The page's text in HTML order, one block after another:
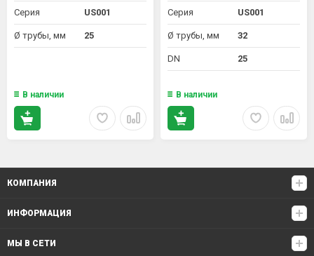
Серия US001
Ø трубы, мм 25
В наличии
Серия US001
Ø трубы, мм 32
DN 25
В наличии
КОМПАНИЯ
ИНФОРМАЦИЯ
МЫ В СЕТИ